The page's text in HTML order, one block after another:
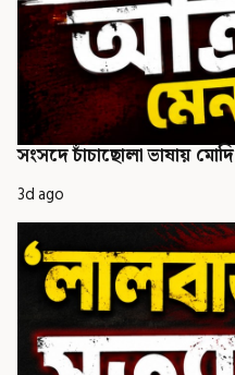
সংসদে চাঁচাছোলা ভাষায়
3d ago